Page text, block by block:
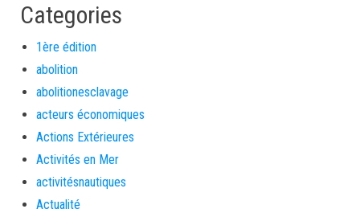
Categories
1ère édition
abolition
abolitionesclavage
acteurs économiques
Actions Extérieures
Activités en Mer
activitésnautiques
Actualité